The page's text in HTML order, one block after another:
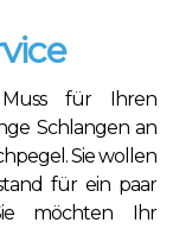
für Ihren
Schlangen an
Sie wollen
für ein paar
möchten Ihr